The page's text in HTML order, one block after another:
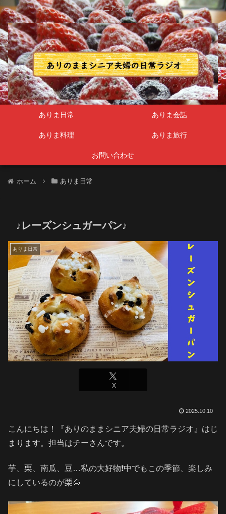
シニア夫婦
ありま日常 ありま会話
ありま料理 ありま旅行
お問い合わせ
ホーム ありま日常
♪レーズンシュガーパン♪
ありま日常
X
2025.10.10
こんにちは！『ありのままシニア夫婦の日常ラジオ』はじ
まります。担当はチーさんです。
芋、栗、南瓜、豆…私の大好物❗️中でもこの季節、楽しみ
にしているのが栗🌰